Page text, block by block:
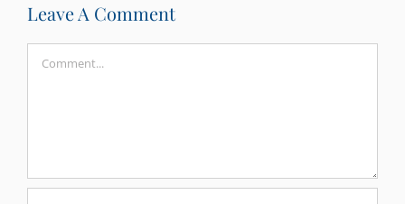
Leave A Comment
Comment